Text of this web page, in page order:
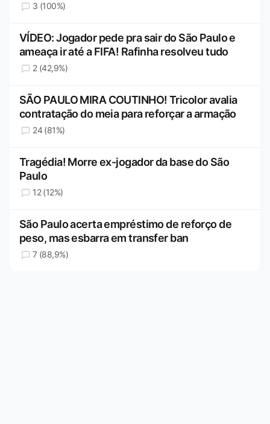
3 (100%)
VÍDEO: Jogador pede pra sair do São Paulo e
ameaça ir até a FIFA! Rafinha resolveu tudo
2 (42,9%)
SÃO PAULO MIRA COUTINHO! Tricolor avalia
contratação do meia para reforçar a armação
24 (81%)
Tragédia! Morre ex-jogador da base do São
Paulo
12 (12%)
São Paulo acerta empréstimo de reforço de
peso, mas esbarra em transfer ban
7 (88,9%)